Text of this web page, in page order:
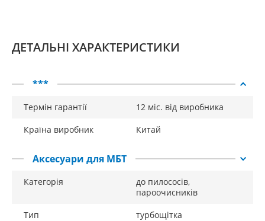
ДЕТАЛЬНІ ХАРАКТЕРИСТИКИ
***
Термін гарантії
12 міс. від виробника
Країна виробник
Китай
Аксесуари для МБТ
Категорія
до пилососів,
пароочисників
Тип
турбощітка